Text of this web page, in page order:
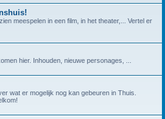
meespelen in een film, in het theater,... Vertel er
hier. Inhouden, nieuwe personages, ...
wat er mogelijk nog kan gebeuren in Thuis.